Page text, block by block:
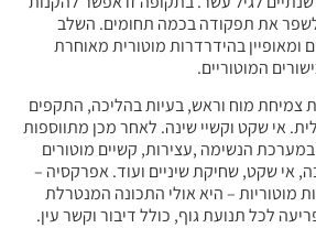
ולשפר את תפקודה בכמה תחומים. השלב
ומאופיין בהידרדרות מוטורית מאוחרת
המוטוריים.
צמיחת מוח וראש, בעיות בהליכה, התקפים
אי שקט וקשיי שינה. לאחר מכן מתווספות
הנשימה ,עצירות, קשיים מוטורים
אי שקט, שחיקת שיניים ועוד. אפרקסיה –
מוטוריות – היא אולי התכונה המנטרלת
לכל תנועת גוף, כולל דיבור וקשר עין.